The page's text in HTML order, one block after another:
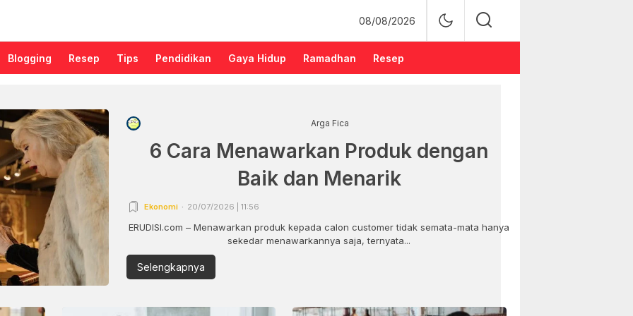
08/08/2026
Blogging Resep Tips Pendidikan Gaya Hidup Ramadhan Resep
Arga Fica
6 Cara Menawarkan Produk dengan
Baik dan Menarik
Ekonomi 20/07/2026 | 11:56
ERUDISI.com – Menawarkan produk kepada calon customer tidak semata-mata hanya
sekedar menawarkannya saja, ternyata...
Selengkapnya